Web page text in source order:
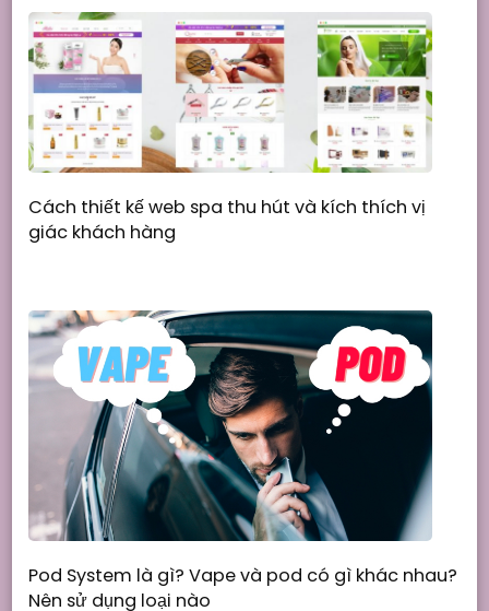
Cách thiết kế web spa thu hút và kích thích vị
giác khách hàng
Pod System là gì? Vape và pod có gì khác nhau?
Nên sử dụng loại nào